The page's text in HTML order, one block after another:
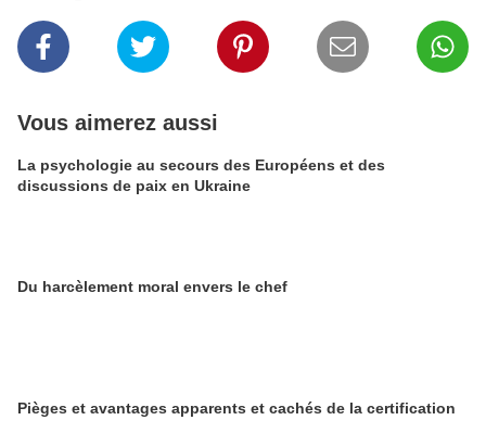
Vous aimerez aussi
La psychologie au secours des Européens et des
discussions de paix en Ukraine
Du harcèlement moral envers le chef
Pièges et avantages apparents et cachés de la certification